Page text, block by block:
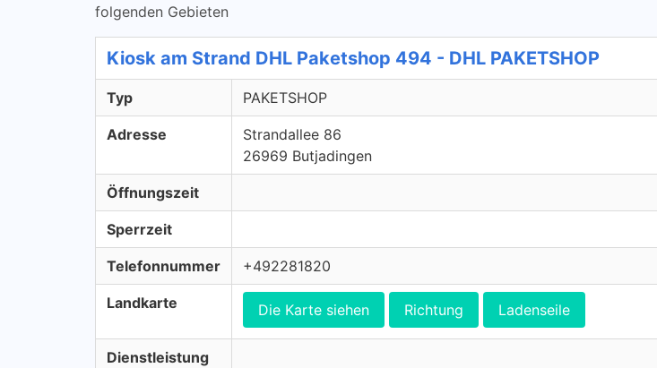
folgenden Gebieten
Kiosk am Strand DHL Paketshop 494 - DHL PAKETSHOP
Typ PAKETSHOP
Adresse
Strandallee 86
26969 Butjadingen
Öffnungszeit
Sperrzeit
Telefonnummer +492281820
Landkarte Die Karte siehen Richtung Ladenseile
Dienstleistung